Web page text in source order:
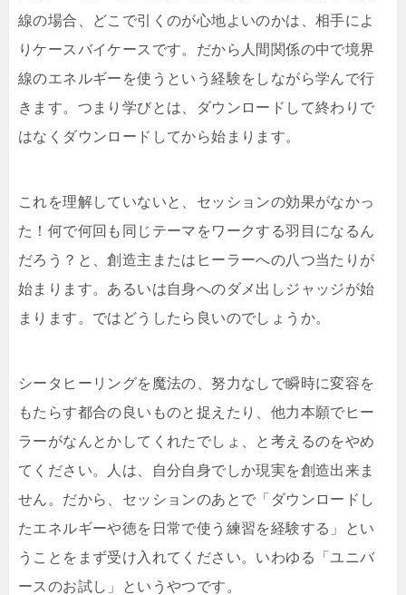
線の場合、どこで引くのが心地よいのかは、相手によ
りケースバイケースです。だから人間関係の中で境界
線のエネルギーを使うという経験をしながら学んで行
きます。つまり学びとは、ダウンロードして終わりで
はなくダウンロードしてから始まります。
これを理解していないと、セッションの効果がなかっ
た！何で何回も同じテーマをワークする羽目になるん
だろう？と、創造主またはヒーラーへの八つ当たりが
始まります。あるいは自身へのダメ出しジャッジが始
まります。ではどうしたら良いのでしょうか。
シータヒーリングを魔法の、努力なしで瞬時に変容を
もたらす都合の良いものと捉えたり、他力本願でヒー
ラーがなんとかしてくれたでしょ、と考えるのをやめ
てください。人は、自分自身でしか現実を創造出来ま
せん。だから、セッションのあとで「ダウンロードし
たエネルギーや徳を日常で使う練習を経験する」とい
うことをまず受け入れてください。いわゆる「ユニバ
ースのお試し」というやつです。